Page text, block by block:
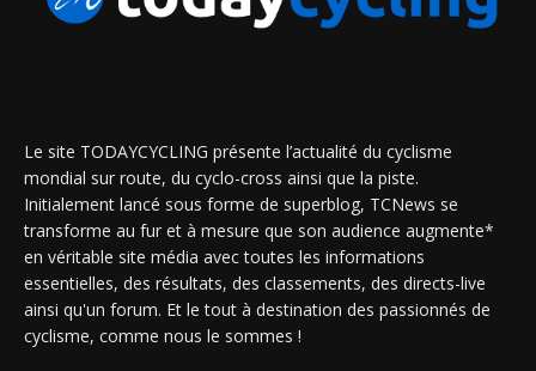
Le site TODAYCYCLING présente l’actualité du cyclisme
mondial sur route, du cyclo-cross ainsi que la piste.
Initialement lancé sous forme de superblog, TCNews se
transforme au fur et à mesure que son audience augmente*
en véritable site média avec toutes les informations
essentielles, des résultats, des classements, des directs-live
ainsi qu'un forum. Et le tout à destination des passionnés de
cyclisme, comme nous le sommes !